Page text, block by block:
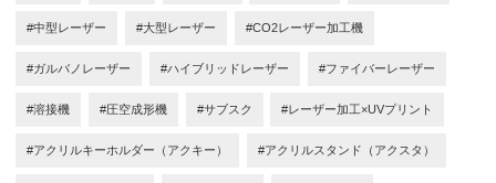
#中型レーザー #大型レーザー #CO2レーザー加工機
#ガルバノレーザー #ハイブリッドレーザー #ファイバーレーザー
#溶接機 #圧空成形機 #サブスク #レーザー加工×UVプリント
#アクリルキーホルダー（アクキー） #アクリルスタンド（アクスタ）